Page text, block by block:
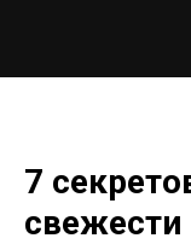
7
свежести